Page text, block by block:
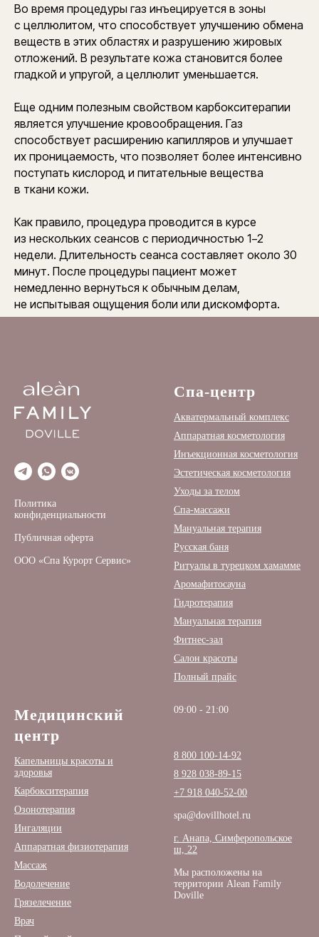
Во время процедуры газ инъецируется в зоны
с целлюлитом, что способствует улучшению обмена
веществ в этих областях и разрушению жировых
отложений. В результате кожа становится более
гладкой и упругой, а целлюлит уменьшается.
Еще одним полезным свойством карбокситерапии
является улучшение кровообращения. Газ
способствует расширению капилляров и улучшает
их проницаемость, что позволяет более интенсивно
поступать кислород и питательные вещества
в ткани кожи.
Как правило, процедура проводится в курсе
из нескольких сеансов с периодичностью 1−2
недели. Длительность сеанса составляет около 30
минут. После процедуры пациент может
немедленно вернуться к обычным делам,
не испытывая ощущения боли или дискомфорта.
Политика
конфиденциальности
Публичная оферта
ООО «Спа Курорт Сервис»
Спа-центр
Акватермальный комплекс
Аппаратная косметология
Инъекционная косметология
Эстетическая косметология
Уходы за телом
Спа-массажи
Мануальная терапия
Русская баня
Ритуалы в турецком хамамме
Аромафитосауна
Гидротерапия
Мануальная терапия
Фитнес-зал
Салон красоты
Полный прайс
Медицинский
центр
Капельницы красоты и
здоровья
Карбокситерапия
Озонотерапия
Ингаляции
Аппаратная физиотерапия
Массаж
Водолечение
Грязелечение
Врач
09:00 - 21:00
8 800 100-14-92
8 928 038-89-15
+7 918 040-52-00
spa@dovillhotel.ru
г. Анапа, Симферопольское
ш, 22
Мы расположены на
территории Alean Family
Doville